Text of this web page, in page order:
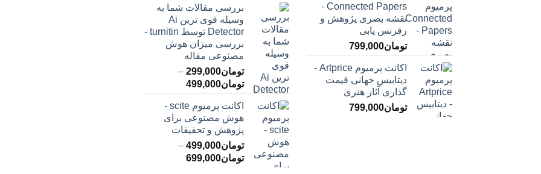
Connected Papers -
نقشه بصری پژوهش و
رفرنس یابی
تومان799,000
اکانت پرمیوم Artprice -
دیتابیس جهانی قیمت
‌گذاری آثار هنری
تومان799,000
تومان199,000
تا
تومان499,000
بررسی مقالات شما به
وسیله قوی ترین Ai
Detector توسط turnitin -
بررسی میزان هوش
مصنوعی مقاله
تومان299,000
–
تومان499,000محدوده
تا
تومان499,000
اکانت پرمیوم scite -
هوش مصنوعی برای
پژوهش و تحقیقات
تومان499,000
–
تومان699,000محدوده